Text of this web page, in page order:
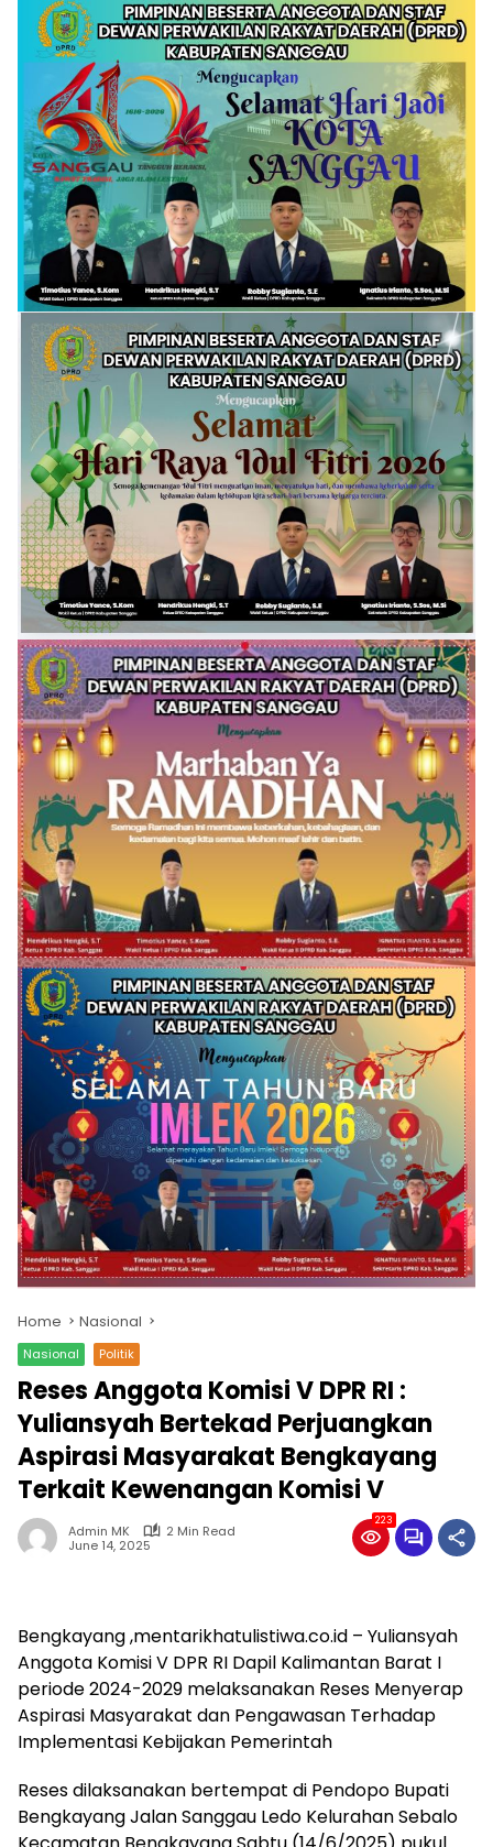
Home Nasional
Nasional Politik
Reses Anggota Komisi V DPR RI :
Yuliansyah Bertekad Perjuangkan
Aspirasi Masyarakat Bengkayang
Terkait Kewenangan Komisi V
Admin MK
2 Min Read
June 14, 2025
223
Bengkayang ,mentarikhatulistiwa.co.id – Yuliansyah
Anggota Komisi V DPR RI Dapil Kalimantan Barat I
periode 2024-2029 melaksanakan Reses Menyerap
Aspirasi Masyarakat dan Pengawasan Terhadap
Implementasi Kebijakan Pemerintah
Reses dilaksanakan bertempat di Pendopo Bupati
Bengkayang Jalan Sanggau Ledo Kelurahan Sebalo